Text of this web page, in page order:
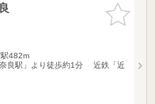
お気に入
りに追加
482m
良駅」より徒歩約1分 近鉄「近